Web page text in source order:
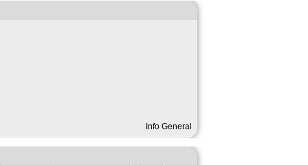
al teléfono que aparece en el
Info General